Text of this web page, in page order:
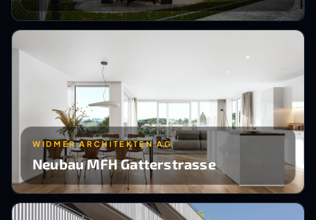
WIDMER ARCHITEKTEN AG
Neubau MFH Gatterstrasse